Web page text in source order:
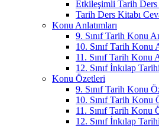
Etkileşimli Tarih Ders
Tarih Ders Kitabı
Konu Anlatımları
9. Sınıf Tarih Konu
10. Sınıf Tarih Konu
11. Sınıf Tarih Konu
12. Sınıf İnkılap
Konu Özetleri
9. Sınıf Tarih Konu
10. Sınıf Tarih Konu
11. Sınıf Tarih Konu
12. Sınıf İnkılap